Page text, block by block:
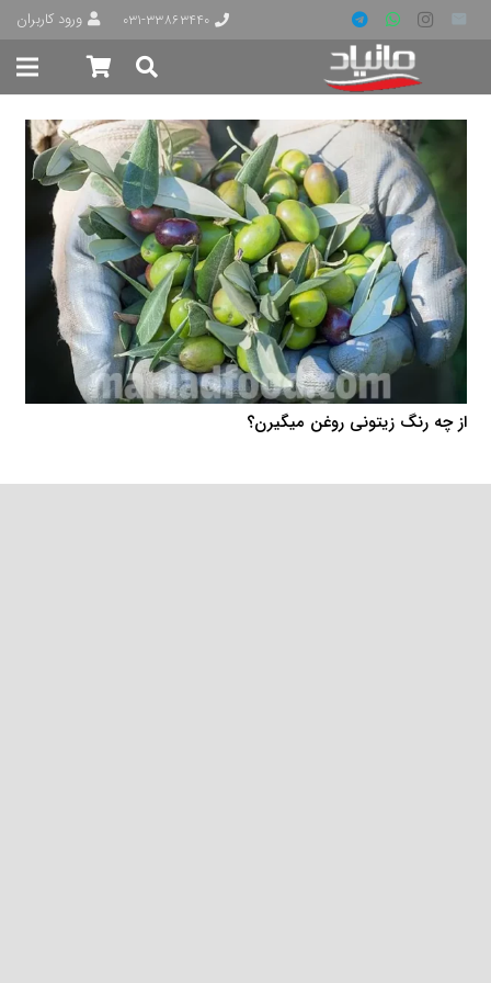
۰۳۱-۳۳۸۶۳۴۴۰ ورود کاربران
از چه رنگ زیتونی روغن میگیرن؟